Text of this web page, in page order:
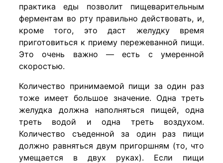
практика еды позволит пищеварительным
ферментам во рту правильно действовать, и,
кроме того, это даст желудку время
приготовиться к приему пережеванной пищи.
Это очень важно — есть с умеренной
скоростью.
Количество принимаемой пищи за один раз
тоже имеет большое значение. Одна треть
желудка должна наполняться пищей, одна
треть водой и одна треть воздухом.
Количество съеденной за один раз пищи
должно равняться двум пригоршням (то, что
умещается в двух руках). Если пищи